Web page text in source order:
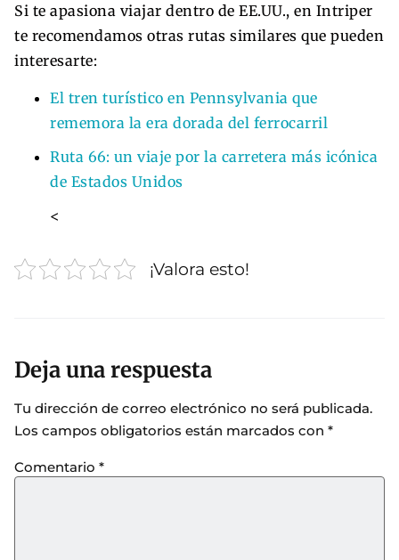
Si te apasiona viajar dentro de EE.UU., en Intriper
te recomendamos otras rutas similares que pueden
interesarte:
El tren turístico en Pennsylvania que
rememora la era dorada del ferrocarril
Ruta 66: un viaje por la carretera más icónica
de Estados Unidos
<
¡Valora esto!
Deja una respuesta
Tu dirección de correo electrónico no será publicada.
Los campos obligatorios están marcados con *
Comentario *